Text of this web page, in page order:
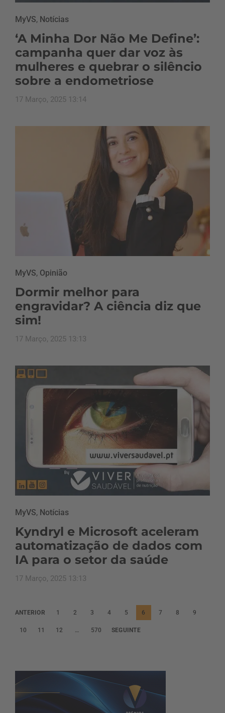
MyVS, Notícias
‘A Minha Dor Não Me Define’:
campanha quer dar voz às
mulheres e quebrar o silêncio
sobre a endometriose
17 Março, 2025 13:14
MyVS, Opinião
Dormir melhor para
engravidar? A ciência diz que
sim!
17 Março, 2025 13:13
MyVS, Notícias
Kyndryl e Microsoft aceleram
automatização de dados com
IA para o setor da saúde
17 Março, 2025 13:13
P
a
n
a
ç
ANTERIOR 1 2 3 4 5 6 7 8 9
10 11 12 … 570 SEGUINTE